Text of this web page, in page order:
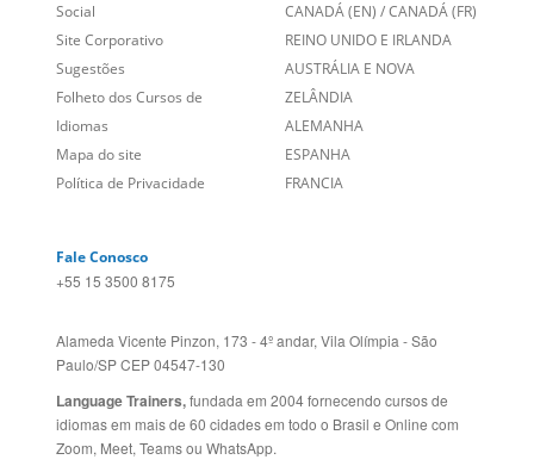
Sugestões
Folheto dos Cursos de
Idiomas
Mapa do site
Política de Privacidade
AUSTRÁLIA E NOVA
ZELÂNDIA
ALEMANHA
ESPANHA
FRANCIA
Alameda Vicente Pinzon, 173 - 4º andar, Vila Olímpia - São
Language Trainers,fundada em 2004 fornecendo cursos de
idiomas em mais de 60 cidades em todo o Brasil e Online com